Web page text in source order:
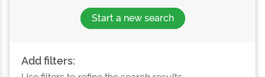
Start a new search
Add filters: